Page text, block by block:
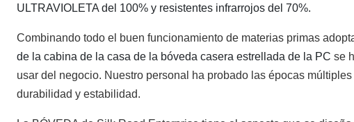
ULTRAVIOLETA del 100% y resistentes infrarrojos del 70%.
Combinando todo el buen funcionamiento de materias primas
de la cabina de la casa de la bóveda casera estrellada de la PC se
usar del negocio. Nuestro personal ha probado las épocas
durabilidad y estabilidad.